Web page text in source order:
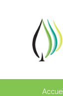
Accueil